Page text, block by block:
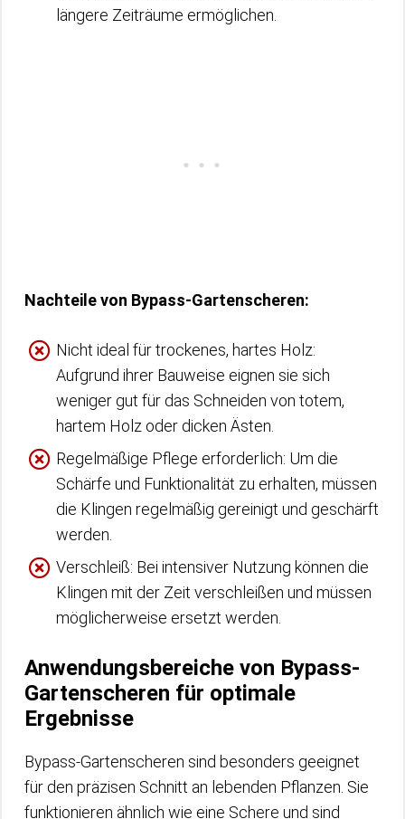
längere Zeiträume ermöglichen.
Nachteile von Bypass-Gartenscheren:
Nicht ideal für trockenes, hartes Holz:
Aufgrund ihrer Bauweise eignen sie sich
weniger gut für das Schneiden von totem,
hartem Holz oder dicken Ästen.
Regelmäßige Pflege erforderlich: Um die
Schärfe und Funktionalität zu erhalten, müssen
die Klingen regelmäßig gereinigt und geschärft
werden.
Verschleiß: Bei intensiver Nutzung können die
Klingen mit der Zeit verschleißen und müssen
möglicherweise ersetzt werden.
Anwendungsbereiche von Bypass-
Gartenscheren für optimale
Ergebnisse
Bypass-Gartenscheren sind besonders geeignet
für den präzisen Schnitt an lebenden Pflanzen. Sie
funktionieren ähnlich wie eine Schere und sind